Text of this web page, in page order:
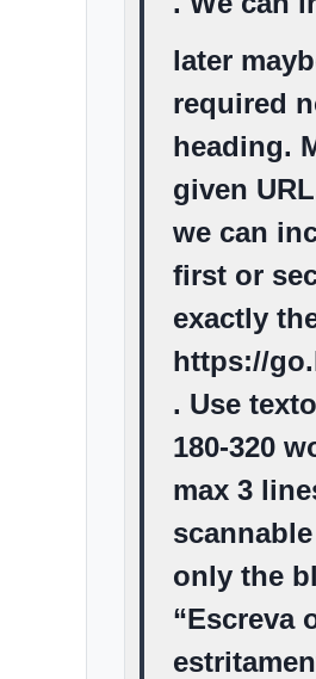
later
required
heading.
given
we can
first or
exactly
https://
. Use
180-320
max 3
only the
“Escreva